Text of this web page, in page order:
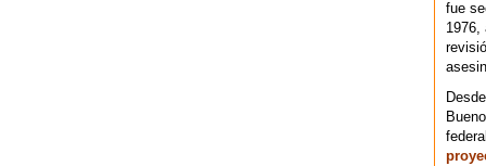
fue
1976,